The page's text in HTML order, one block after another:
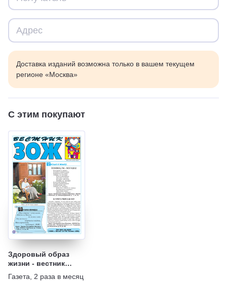
Доставка изданий возможна только в вашем текущем
регионе «Москва»
С этим покупают
Здоровый образ
жизни - вестник
"ЗОЖ"
Газета
2 раза в месяц